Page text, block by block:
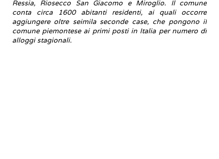
Ressia, Riosecco San Giacomo e Miroglio. Il comune
conta circa 1600 abitanti residenti, ai quali occorre
aggiungere oltre seimila seconde case, che pongono il
comune piemontese ai primi posti in Italia per numero di
alloggi stagionali.